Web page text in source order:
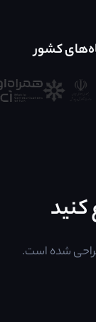
کشور
شده است.